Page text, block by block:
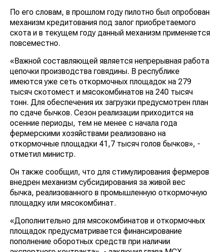
По его словам, в прошлом году пилотно был опробован
механизм кредитования под залог приобретаемого
скота и в текущем году данный механизм применяется
повсеместно.
«Важной составляющей является непрерывная работа
цепочки производства говядины. В республике
имеются уже сеть откормочных площадок на 279
тысяч скотомест и мясокомбинатов на 240 тысяч
тонн. Для обеспечения их загрузки предусмотрен план
по сдаче бычков. Сезон реализации приходится на
осенние периоды, тем не менее с начала года
фермерскими хозяйствами реализовано на
откормочные площадки 41,7 тысяч голов бычков», -
отметил министр.
Он также сообщил, что для стимулирования фермеров
внедрен механизм субсидирования за живой вес
бычка, реализованного в промышленную откормочную
площадку или мясокомбинат.
«Дополнительно для мясокомбинатов и откормочных
площадок предусматривается финансирование
пополнение оборотных средств при наличии